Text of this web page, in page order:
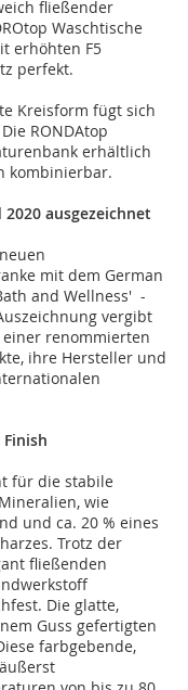
fließender
Waschtische
erhöhten F5
perfekt.
Kreisform fügt sich
RONDAtop
erhältlich
kombinierbar.
ausgezeichnet
mit dem German
and Wellness' -
vergibt
renommierten
ihre Hersteller und
für die stabile
wie
und ca. 20 % eines
Trotz der
fließenden
Die glatte,
Guss gefertigten
farbgebende,